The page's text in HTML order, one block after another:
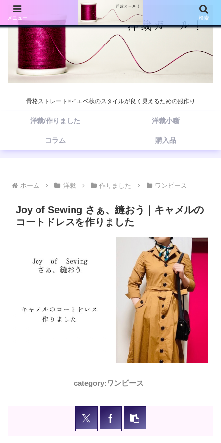
骨格ストレート×イエベ秋のスタイルが良く見えるための服作り
洋裁/作りました 洋裁小噺
コラム 購入品
ホーム 洋裁 作りました ワンピース
Joy of Sewing さぁ、縫おう｜キャメルの
コートドレスを作りました
ワンピース
メニュー 検索